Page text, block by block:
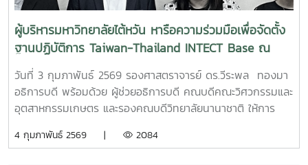
ผู้บริหารมหาวิทยาลัยไต้หวัน หารือความร่วมมือเพื่อจัดตั้ง
ฐานปฏิบัติการ Taiwan-Thailand INTECT Base ณ
มหาวิทยาลัยแม่โจ้
วันที่ 3 กุมภาพันธ์ 2569 รองศาสตราจารย์ ดร.วีระพล ทองมา
อธิการบดี พร้อมด้วย ผู้ช่วยอธิการบดี คณบดีคณะวิศวกรรมและ
อุตสาหกรรมเกษตร และรองคณบดีวิทยาลัยนานาชาติ ให้การ
University of Technology, Dr. Ru-Chu Shih ผู้อำนวยการก
4 กุมภาพันธ์ 2569 | 2084